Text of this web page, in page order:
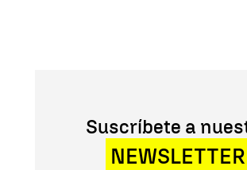
Suscríbete a
NEWSLETTER